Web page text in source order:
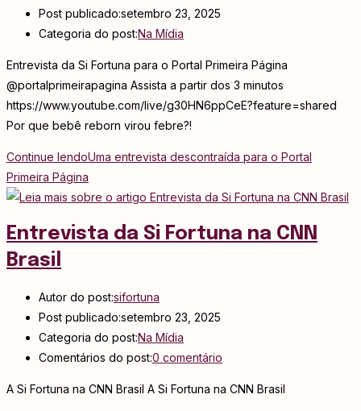
Post publicado:setembro 23, 2025
Categoria do post:Na Mídia
Entrevista da Si Fortuna para o Portal Primeira Página
@portalprimeirapagina Assista a partir dos 3 minutos
https://www.youtube.com/live/g30HN6ppCeE?feature=shared
Por que bebê reborn virou febre?!
Continue lendoUma entrevista descontraída para o Portal
Primeira Página
Entrevista da Si Fortuna na CNN
Brasil
Autor do post:sifortuna
Post publicado:setembro 23, 2025
Categoria do post:Na Mídia
Comentários do post:0 comentário
A Si Fortuna na CNN Brasil A Si Fortuna na CNN Brasil